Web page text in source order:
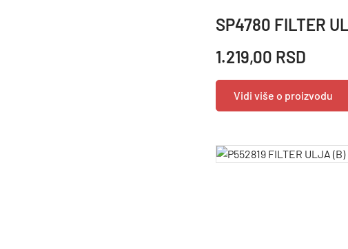
SP4780 FILTER
1.219,00 RSD
Vidi više o proizvodu